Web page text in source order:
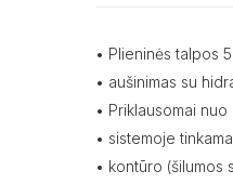
• Plieninės talpos
• aušinimas su
• Priklausomai
• sistemoje
• kontūro (šilumos